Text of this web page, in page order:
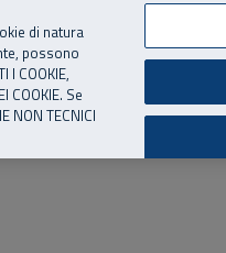
Supporto
di natura
possono
COOKIE,
Se
NON TECNICI